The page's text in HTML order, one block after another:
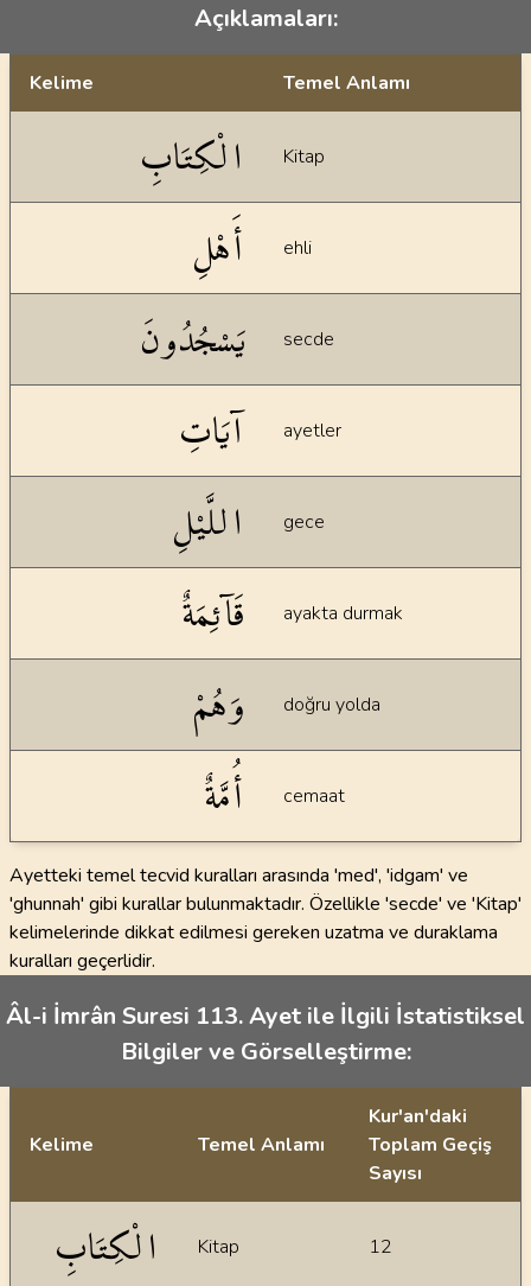
Açıklamaları:
Kelime Temel Anlamı
الْكِتَابِ Kitap
أَهْلِ ehli
يَسْجُدُونَ secde
آيَاتِ ayetler
اللَّيْلِ gece
قَآئِمَةٌ ayakta durmak
وَهُمْ doğru yolda
أُمَّةٌ cemaat
Ayetteki temel tecvid kuralları arasında 'med', 'idgam' ve
'ghunnah' gibi kurallar bulunmaktadır. Özellikle 'secde' ve 'Kitap'
kelimelerinde dikkat edilmesi gereken uzatma ve duraklama
kuralları geçerlidir.
Âl-i İmrân Suresi 113. Ayet ile İlgili İstatistiksel
Bilgiler ve Görselleştirme:
Kelime Temel Anlamı
Kur'an'daki
Toplam Geçiş
Sayısı
الْكِتَابِ Kitap 12